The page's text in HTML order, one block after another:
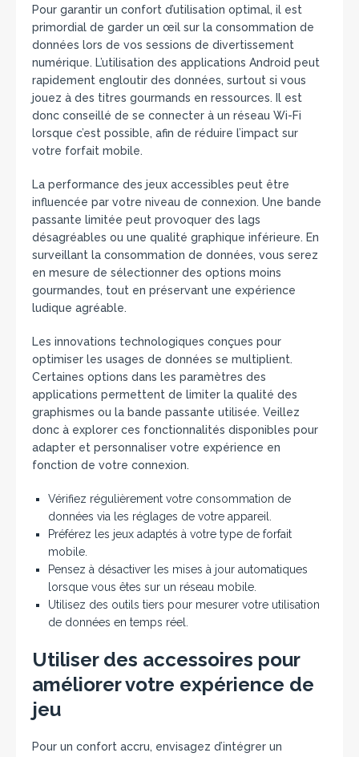
Pour garantir un confort d’utilisation optimal, il est
primordial de garder un œil sur la consommation de
données lors de vos sessions de divertissement
numérique. L’utilisation des applications Android peut
rapidement engloutir des données, surtout si vous
jouez à des titres gourmands en ressources. Il est
donc conseillé de se connecter à un réseau Wi-Fi
lorsque c’est possible, afin de réduire l’impact sur
votre forfait mobile.
La performance des jeux accessibles peut être
influencée par votre niveau de connexion. Une bande
passante limitée peut provoquer des lags
désagréables ou une qualité graphique inférieure. En
surveillant la consommation de données, vous serez
en mesure de sélectionner des options moins
gourmandes, tout en préservant une expérience
ludique agréable.
Les innovations technologiques conçues pour
optimiser les usages de données se multiplient.
Certaines options dans les paramètres des
applications permettent de limiter la qualité des
graphismes ou la bande passante utilisée. Veillez
donc à explorer ces fonctionnalités disponibles pour
adapter et personnaliser votre expérience en
fonction de votre connexion.
Vérifiez régulièrement votre consommation de
données via les réglages de votre appareil.
Préférez les jeux adaptés à votre type de forfait
mobile.
Pensez à désactiver les mises à jour automatiques
lorsque vous êtes sur un réseau mobile.
Utilisez des outils tiers pour mesurer votre utilisation
de données en temps réel.
Utiliser des accessoires pour
améliorer votre expérience de
jeu
Pour un confort accru, envisagez d’intégrer un